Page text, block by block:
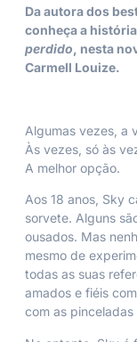
Da autora dos
conheça a
perdido, nesta
Carmell Louize.
Algumas vezes, a
Às vezes, só às
A melhor opção.
Aos 18 anos, Sky
sorvete. Alguns
ousados. Mas
mesmo de
todas as suas
amados e fiéis
com as